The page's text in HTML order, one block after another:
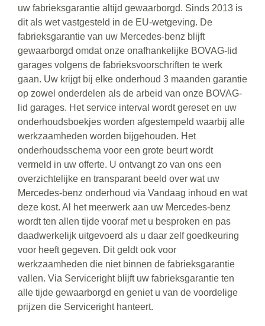
uw fabrieksgarantie altijd gewaarborgd. Sinds 2013 is
dit als wet vastgesteld in de EU-wetgeving. De
fabrieksgarantie van uw Mercedes-benz blijft
gewaarborgd omdat onze onafhankelijke BOVAG-lid
garages volgens de fabrieksvoorschriften te werk
gaan. Uw krijgt bij elke onderhoud 3 maanden garantie
op zowel onderdelen als de arbeid van onze BOVAG-
lid garages. Het service interval wordt gereset en uw
onderhoudsboekjes worden afgestempeld waarbij alle
werkzaamheden worden bijgehouden. Het
onderhoudsschema voor een grote beurt wordt
vermeld in uw offerte. U ontvangt zo van ons een
overzichtelijke en transparant beeld over wat uw
Mercedes-benz onderhoud via Vandaag inhoud en wat
deze kost. Al het meerwerk aan uw Mercedes-benz
wordt ten allen tijde vooraf met u besproken en pas
daadwerkelijk uitgevoerd als u daar zelf goedkeuring
voor heeft gegeven. Dit geldt ook voor
werkzaamheden die niet binnen de fabrieksgarantie
vallen. Via Serviceright blijft uw fabrieksgarantie ten
alle tijde gewaarborgd en geniet u van de voordelige
prijzen die Serviceright hanteert.